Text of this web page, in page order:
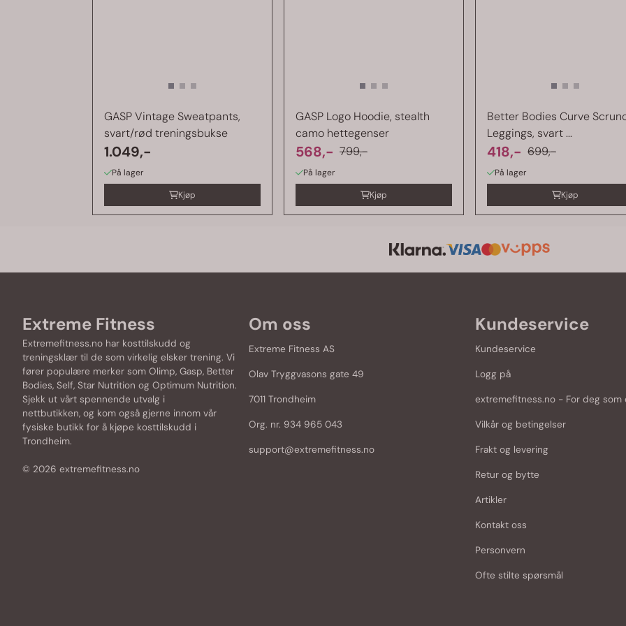
GASP Vintage Sweatpants,
svart/rød treningsbukse
1.049,-
På lager
Kjøp
GASP Logo Hoodie, stealth
camo hettegenser
568,- 799,-
På lager
Kjøp
Better Bodies Curve
Leggings, svart ...
418,- 699,-
På lager
Kjøp
Extreme Fitness
Extremefitness.no har kosttilskudd og
treningsklær til de som virkelig elsker trening. Vi
fører populære merker som Olimp, Gasp, Better
Bodies, Self, Star Nutrition og Optimum Nutrition.
Sjekk ut vårt spennende utvalg i
nettbutikken, og kom også gjerne innom vår
fysiske butikk for å kjøpe kosttilskudd i
Trondheim.
© 2026 extremefitness.no
Om oss
Extreme Fitness AS
Olav Tryggvasons gate 49
7011 Trondheim
Org. nr. 934 965 043
support@extremefitness.no
Kundeservice
Kundeservice
Logg på
extremefitness.no - For deg som
Vilkår og betingelser
Frakt og levering
Retur og bytte
Artikler
Kontakt oss
Personvern
Ofte stilte spørsmål